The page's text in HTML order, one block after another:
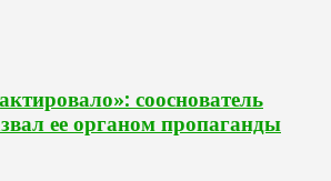
сооснователь
ее органом пропаганды